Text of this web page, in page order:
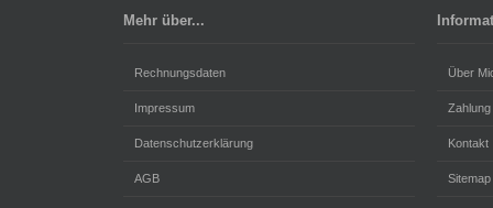
Mehr über...
Rechnungsdaten
Impressum
Datenschutzerklärung
AGB
Über
Kontakt
Sitemap